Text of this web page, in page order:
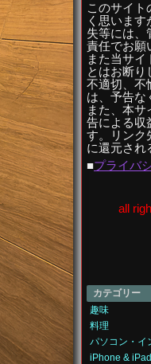
このサイト
く思いま
失等には、
責任でお願
また当サイ
とはお断り
不適切、不
は、予告な
また、本
告による収
す。リンク
に還元され
■プライバ
all
カテゴリー
趣味
料理
パソコン・イ
iPhone & iPad